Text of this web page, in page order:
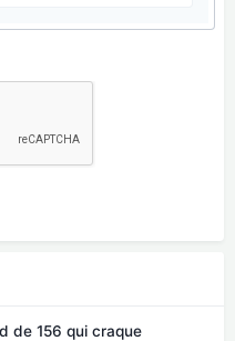
de 156 qui craque